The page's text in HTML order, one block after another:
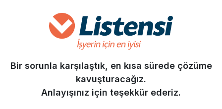
Bir sorunla karşılaştık, en kısa sürede çözüme
kavuşturacağız.
Anlayışınız için teşekkür ederiz.